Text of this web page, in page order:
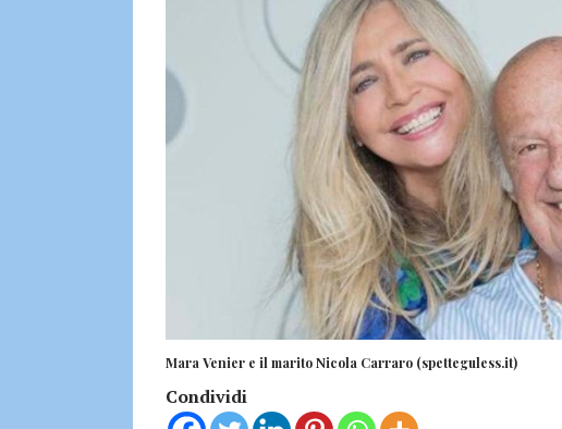
Mara Venier e il marito Nicola Carraro (spetteguless.it)
Condividi